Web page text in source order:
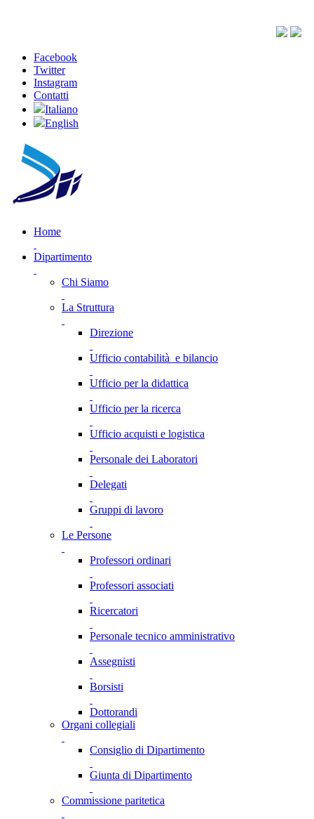
Facebook
Twitter
Instagram
Contatti
Italiano
English
Home
Dipartimento
Chi Siamo
La Struttura
Direzione
Ufficio contabilità e bilancio
Ufficio per la didattica
Ufficio per la ricerca
Ufficio acquisti e logistica
Personale dei Laboratori
Delegati
Gruppi di lavoro
Le Persone
Professori ordinari
Professori associati
Ricercatori
Personale tecnico amministrativo
Assegnisti
Borsisti
Dottorandi
Organi collegiali
Consiglio di Dipartimento
Giunta di Dipartimento
Commissione paritetica